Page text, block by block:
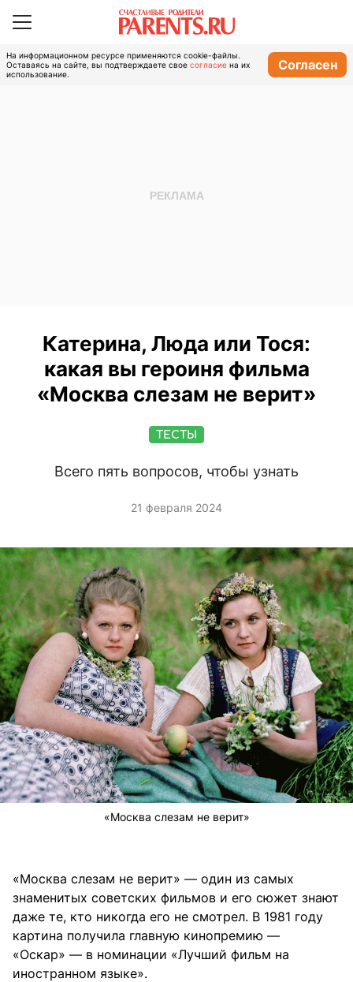
На информационном ресурсе применяются cookie-файлы.
Оставаясь на сайте, вы подтверждаете свое согласие на их
использование.
Согласен
Катерина, Люда или Тося:
какая вы героиня фильма
«Москва слезам не верит»
ТЕСТЫ
Всего пять вопросов, чтобы узнать
21 февраля 2024
«Москва слезам не верит»
«Москва слезам не верит» — один из самых
знаменитых советских фильмов и его сюжет знают
даже те, кто никогда его не смотрел. В 1981 году
картина получила главную кинопремию —
«Оскар» — в номинации «Лучший фильм на
иностранном языке».